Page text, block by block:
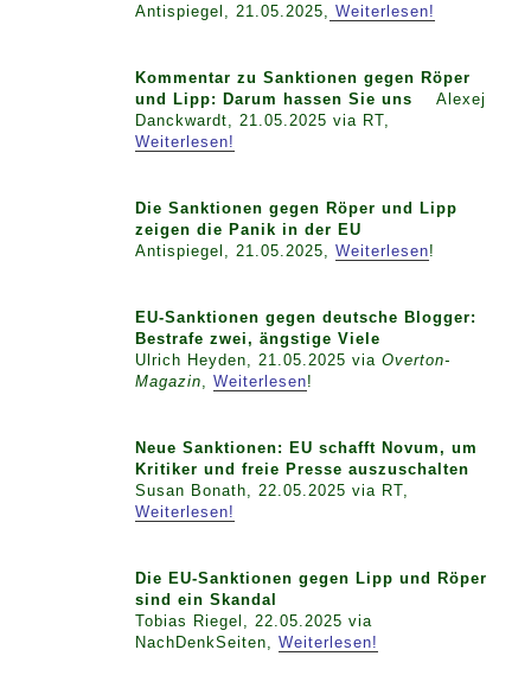
Antispiegel, 21.05.2025,
Weiterlesen!
Kommentar zu Sanktionen gegen Röper
und Lipp: Darum hassen Sie unsAlexej
Danckwardt, 21.05.2025 via RT,
Weiterlesen!
Die Sanktionen gegen Röper und Lipp
zeigen die Panik in der EU
Antispiegel, 21.05.2025,Weiterlesen!
EU-Sanktionen gegen deutsche Blogger:
Bestrafe zwei, ängstige Viele
Ulrich Heyden, 21.05.2025 viaOverton-
Magazin ,Weiterlesen!
Neue Sanktionen: EU schafft Novum, um
Kritiker und freie Presse auszuschalten
Susan Bonath, 22.05.2025 via RT,
Weiterlesen!
Die EU-Sanktionen gegen Lipp und Röper
sind ein Skandal
Tobias Riegel, 22.05.2025 via
NachDenkSeiten,Weiterlesen!